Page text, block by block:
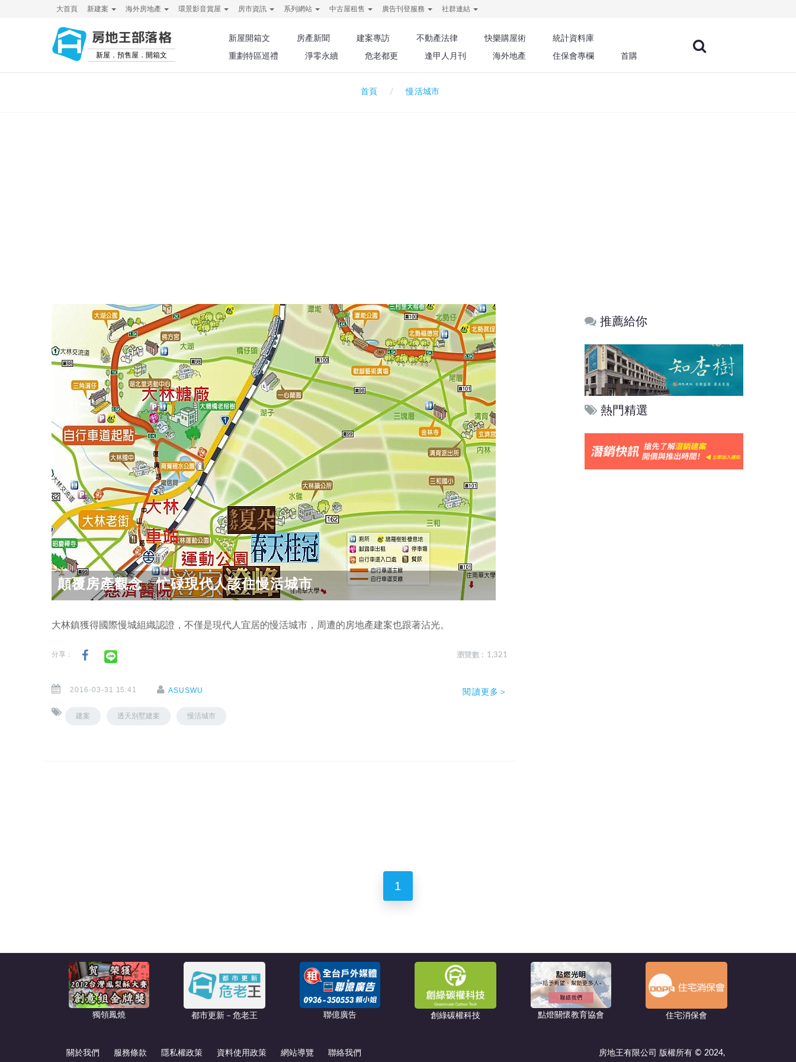
大首頁 新建案 海外房地產 環景影音賞屋 房市資訊 系列網站 中古屋租售 廣告刊登服務 社群連結
房地王部落格
新屋．預售屋．開箱文
新屋開箱文 房產新聞 建案專訪 不動產法律 快樂購屋術
統計資料庫
重劃特區巡禮
淨零永續 危老都更 逢甲人月刊 海外地產 住保會專欄 首購
首頁 慢活城市
顛覆房產觀念 忙碌現代人該住慢活城市
大林鎮獲得國際慢城組織認證，不僅是現代人宜居的慢活城市，周遭的房地產建案也跟著沾光。
分享： 瀏覽數 : 1,321
2016-03-31 15:41 ASUSWU
建案 透天別墅建案 慢活城市
閱讀更多＞
推薦給你
熱門精選
1
獨領鳳燒 都市更新－危老王 聯億廣告 創綠碳權科技 點燈關懷教育協會 住宅消保會
關於我們 服務條款 隱私權政策 資料使用政策 網站導覽 聯絡我們 房地王有限公司 版權所有 © 2024,